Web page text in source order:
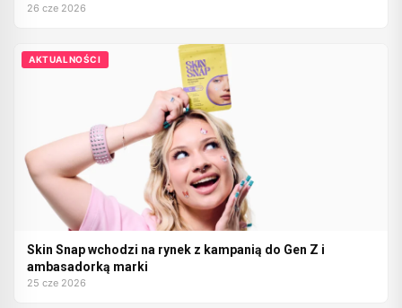
26 cze 2026
AKTUALNOŚCI
Skin Snap wchodzi na rynek z kampanią do Gen Z i
ambasadorką marki
25 cze 2026